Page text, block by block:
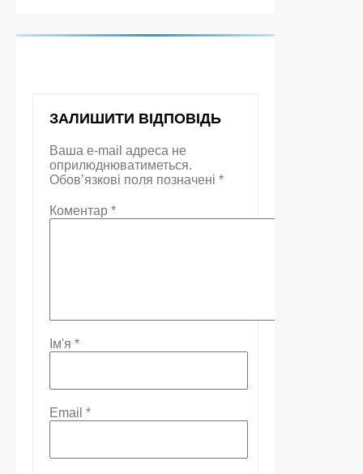
ЗАЛИШИТИ ВІДПОВІДЬ
Ваша e-mail адреса не
оприлюднюватиметься.
Обов’язкові поля позначені *
Коментар *
Ім'я *
Email *